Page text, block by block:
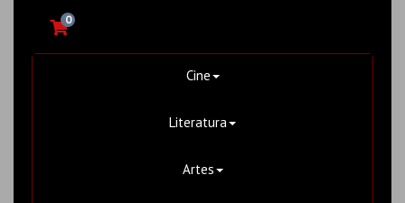
0
Cine
Literatura
Artes